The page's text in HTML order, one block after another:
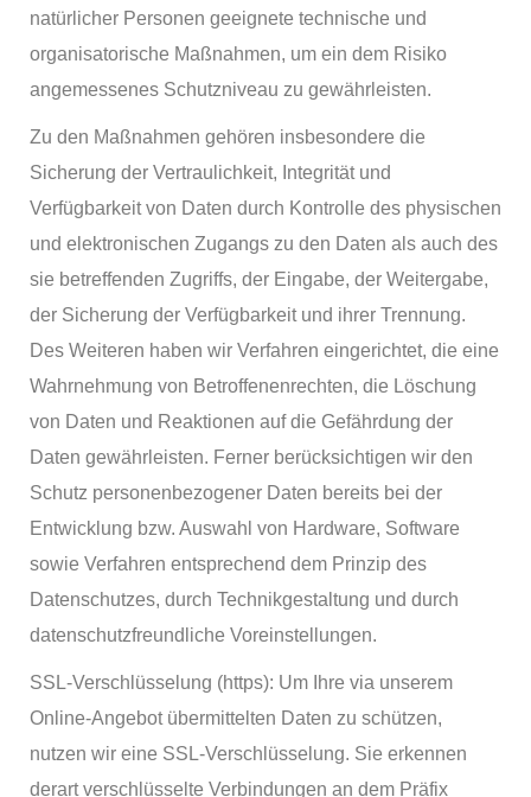
natürlicher Personen geeignete technische und
organisatorische Maßnahmen, um ein dem Risiko
angemessenes Schutzniveau zu gewährleisten.
Zu den Maßnahmen gehören insbesondere die
Sicherung der Vertraulichkeit, Integrität und
Verfügbarkeit von Daten durch Kontrolle des physischen
und elektronischen Zugangs zu den Daten als auch des
sie betreffenden Zugriffs, der Eingabe, der Weitergabe,
der Sicherung der Verfügbarkeit und ihrer Trennung.
Des Weiteren haben wir Verfahren eingerichtet, die eine
Wahrnehmung von Betroffenenrechten, die Löschung
von Daten und Reaktionen auf die Gefährdung der
Daten gewährleisten. Ferner berücksichtigen wir den
Schutz personenbezogener Daten bereits bei der
Entwicklung bzw. Auswahl von Hardware, Software
sowie Verfahren entsprechend dem Prinzip des
Datenschutzes, durch Technikgestaltung und durch
datenschutzfreundliche Voreinstellungen.
SSL-Verschlüsselung (https): Um Ihre via unserem
Online-Angebot übermittelten Daten zu schützen,
nutzen wir eine SSL-Verschlüsselung. Sie erkennen
derart verschlüsselte Verbindungen an dem Präfix